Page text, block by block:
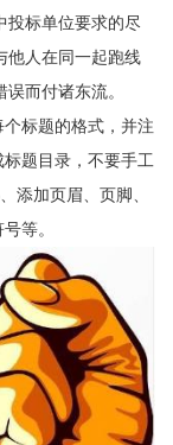
投标单位要求的尽
他人在同一起跑线
而付诸东流。
标题的格式，并注
题目录，不要手工
添加页眉、页脚、
等。